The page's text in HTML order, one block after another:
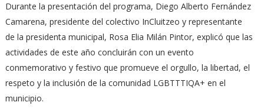
Durante la presentación del programa, Diego Alberto Fernández
Camarena, presidente del colectivo InCluitzeo y representante
de la presidenta municipal, Rosa Elia Milán Pintor, explicó que las
actividades de este año concluirán con un evento
conmemorativo y festivo que promueve el orgullo, la libertad, el
respeto y la inclusión de la comunidad LGBTTTIQA+ en el
municipio.